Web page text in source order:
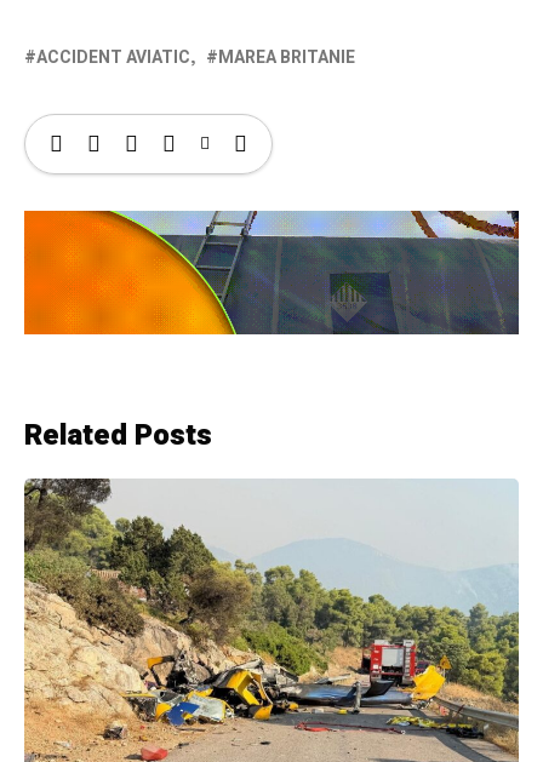
ACCIDENT AVIATIC MAREA BRITANIE
Related Posts